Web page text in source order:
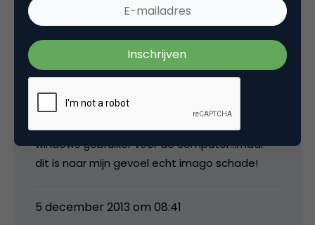
Wouter Kleinsman
letterlijk over hoe Microsoft van zulke kansloze
windows gebruiker voor de computer…maar
dit is naar mijn gevoel echt imago schade!
5 december 2013 om 08:41